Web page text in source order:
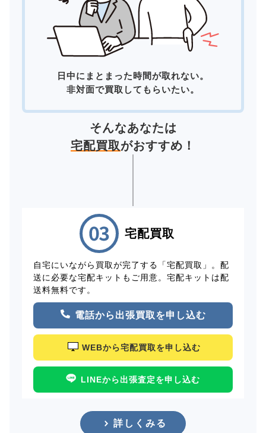
日中にまとまった時間が取れない。
非対面で買取してもらいたい。
そんなあなたは
宅配買取がおすすめ！
宅配買取
自宅にいながら買取が完了する「宅配買取」。配
送に必要な宅配キットもご用意。宅配キットは配
送料無料です。
電話から出張買取を申し込む
WEBから宅配買取を申し込む
LINEから出張査定を申し込む
詳しくみる